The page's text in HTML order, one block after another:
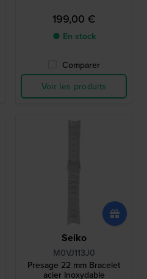
199,00 €
● En stock
Comparer
Voir les produits
Seiko
M0VJ113J0
Presage 22 mm Bracelet
acier Inoxydable